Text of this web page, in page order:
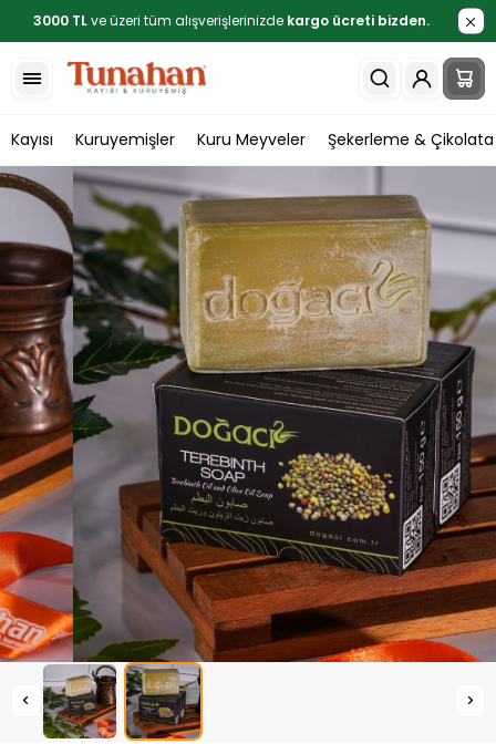
3000 TLve üzeri tüm alışverişlerinizde kargo ücreti bizden.
Kayısı Kuruyemişler Kuru Meyveler Şekerleme & Çikolata